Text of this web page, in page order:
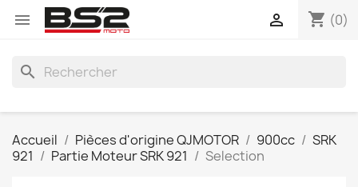
 shopping_cart (0)

search
Accueil Pièces d'origine QJMOTOR 900cc
SRK
921
Partie Moteur SRK 921 Selection